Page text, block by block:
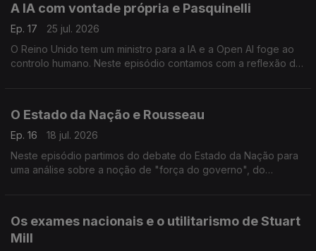
A IA com vontade própria e Pasquinelli
Ep. 17
25 jul. 2026
O Reino Unido tem um ministro para a IA e a Open AI foge ao
controlo humano. Neste episódio contamos com a reflexão de
O Estado da Nação e Rousseau
Ep. 16
18 jul. 2026
Neste episódio partimos do debate do Estado da Nação para
uma análise sobre a noção de "força do governo", do
Os exames nacionais e o utilitarismo de Stuart
Mill